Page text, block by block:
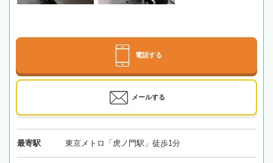
電話する
メールする
最寄駅 東京メトロ「虎ノ門駅」徒歩1分